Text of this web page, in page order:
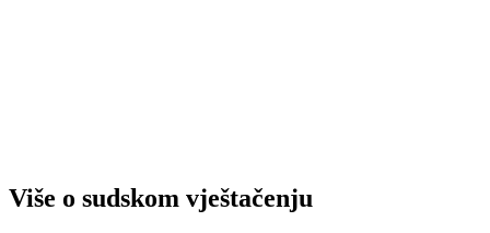
Više o sudskom vještačenju